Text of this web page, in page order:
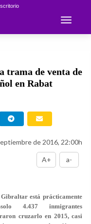
Toggle
trama de venta de
en Rabat
de 2016, 22:00h
A+ a-
está prácticamente
4.437 inmigrantes
cruzarlo en 2015, casi